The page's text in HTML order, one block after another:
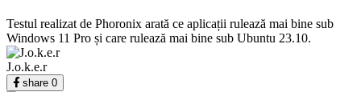
Testul realizat de Phoronix arată ce aplicații rulează mai bine sub
Windows 11 Pro și care rulează mai bine sub Ubuntu 23.10.
J.o.k.e.r
share 0